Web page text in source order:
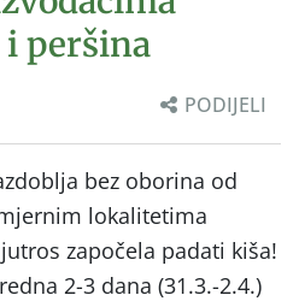
peršina
PODIJELI
bez oborina od
lokalitetima
započela padati kiša!
2-3 dana (31.3.-2.4.)